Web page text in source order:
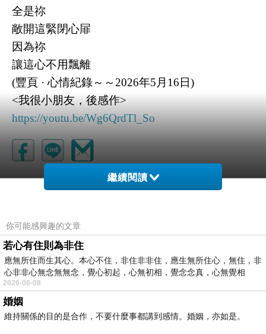
全是祢
敞開這緊閉心屝
因為祢
讓這心不用飄離
(豐頁 · 心情紀錄～～2026年5月16日)
<我很小朋友，後感作>
https://youtu.be/Wg6QrdTl_So
上一篇：那抹柔光，名為你
繼續閱讀
你可能感興趣的文章
若心有住則為非住
應無所住而生其心。本心不住，非住非非住，應生無所住心，無住，非
心非非心無念無無念，覺心初起，心無初相，覺念念真，心無覺相
2026-08-08
婚姻
維持關係的目的是合作，不要什麼事都講到感情。婚姻，亦如是。